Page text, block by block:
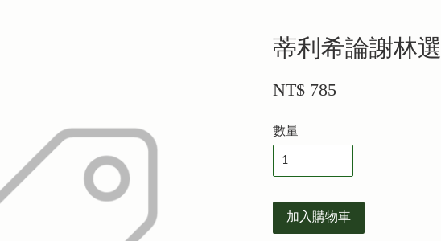
蒂利希論謝林
NT$ 785
數量
加入購物車